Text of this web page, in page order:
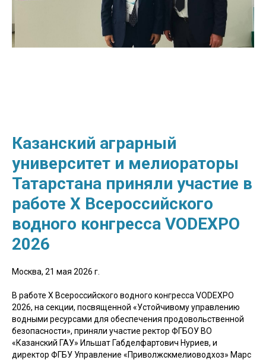
Казанский аграрный
университет и мелиораторы
Татарстана приняли участие в
работе X Всероссийского
водного конгресса VODEXPO
2026
Москва, 21 мая 2026 г.
В работе X Всероссийского водного конгресса VODEXPO
2026, на секции, посвященной «Устойчивому управлению
водными ресурсами для обеспечения продовольственной
безопасности», приняли участие ректор ФГБОУ ВО
«Казанский ГАУ» Ильшат Габделфартович Нуриев, и
директор ФГБУ Управление «Приволжскмелиоводхоз» Марс